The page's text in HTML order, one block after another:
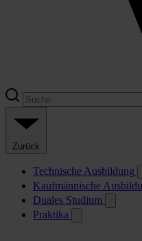
Zurück
Technische Ausbildung
Kaufmännische
Duales Studium
Praktika